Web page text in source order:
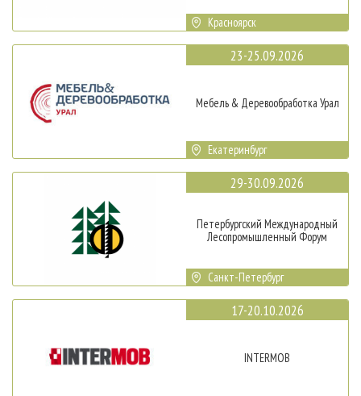
Красноярск
23-25.09.2026
Мебель & Деревообработка Урал
Екатеринбург
29-30.09.2026
Петербургский Международный
Лесопромышленный Форум
Санкт-Петербург
17-20.10.2026
INTERMOB